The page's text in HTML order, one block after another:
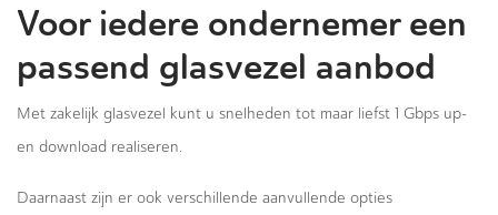
Voor iedere ondernemer een
passend glasvezel aanbod
Met zakelijk glasvezel kunt u snelheden tot maar liefst 1 Gbps up-
en download realiseren.
Daarnaast zijn er ook verschillende aanvullende opties